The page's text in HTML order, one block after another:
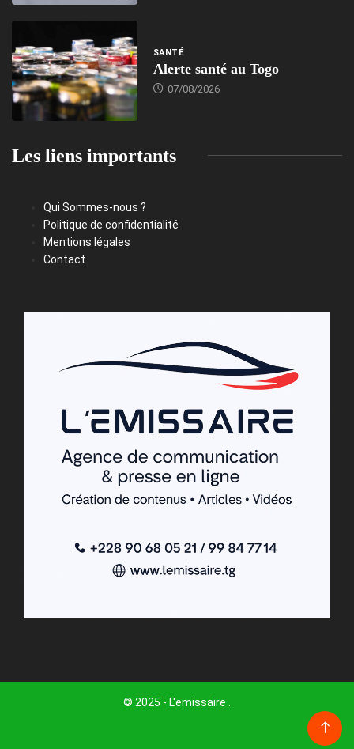
SANTÉ
Alerte santé au Togo
07/08/2026
Les liens importants
Qui Sommes-nous ?
Politique de confidentialité
Mentions légales
Contact
© 2025 - L'emissaire .